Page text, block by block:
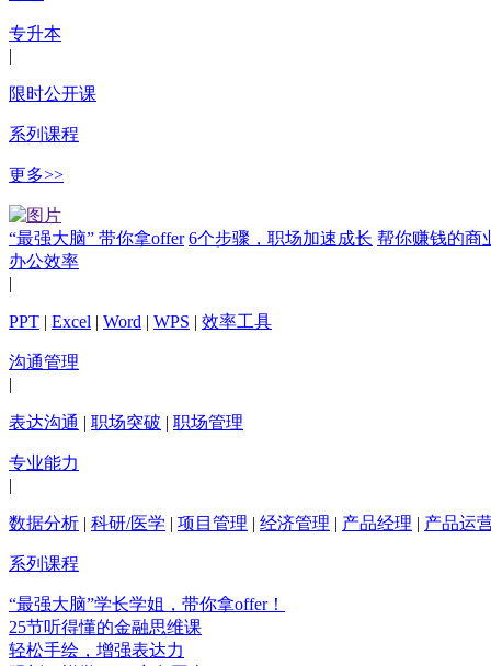
专升本
|
限时公开课
系列课程
更多>>
“最强大脑” 带你拿offer 6个步骤，职场加速成长 帮你赚钱的商
办公效率
|
PPT | Excel | Word | WPS | 效率工具
沟通管理
|
表达沟通 | 职场突破 | 职场管理
专业能力
|
数据分析 | 科研/医学 | 项目管理 | 经济管理 | 产品经理 | 产品运
系列课程
“最强大脑”学长学姐，带你拿offer！
25节听得懂的金融思维课
轻松手绘，增强表达力